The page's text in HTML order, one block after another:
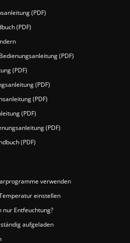
(PDF)
(PDF)
(PDF)
(PDF)
(PDF)
(PDF)
(PDF)
(PDF)
(PDF)
verwenden
einstellen
nur Entfeuchtung?
aufgeladen